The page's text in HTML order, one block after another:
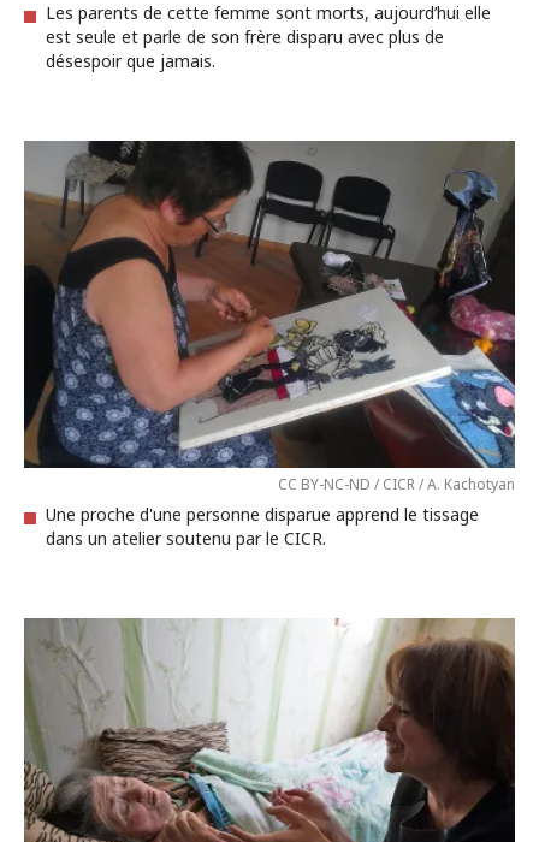
Les parents de cette femme sont morts, aujourd’hui elle
est seule et parle de son frère disparu avec plus de
désespoir que jamais.
CC BY-NC-ND / CICR / A. Kachotyan
Une proche d'une personne disparue apprend le tissage
dans un atelier soutenu par le CICR.